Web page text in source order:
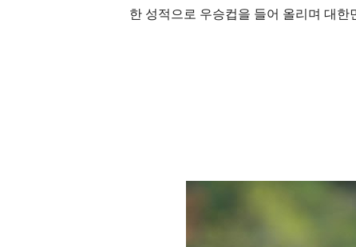
한 성적으로 우승컵을 들어 올리며 대